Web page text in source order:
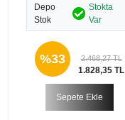
Depo
Stok
Stokta
Var
%33 2.468,27 TL
1.828,35 TL
Sepete Ekle